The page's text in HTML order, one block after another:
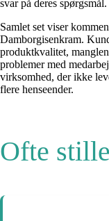
svar på deres spørgsmål.
Samlet set viser
Damborgisenkram.
produktkvalitet,
problemer med
virksomhed, der ikke
flere henseender.
Ofte